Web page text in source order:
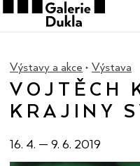
Výstavy a akce Výstava
VOJTĚCH
KRAJINY
16. 4. — 9. 6. 2019